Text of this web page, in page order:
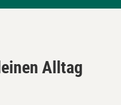
Alltag